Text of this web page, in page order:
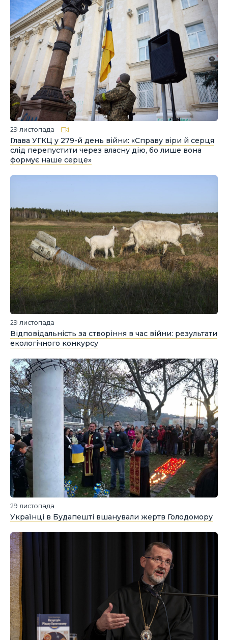
29 листопада
Глава УГКЦ у 279-й день війни: «Справу віри й серця
слід перепустити через власну дію, бо лише вона
формує наше серце»
29 листопада
Відповідальність за створіння в час війни: результати
екологічного конкурсу
29 листопада
Українці в Будапешті вшанували жертв Голодомору